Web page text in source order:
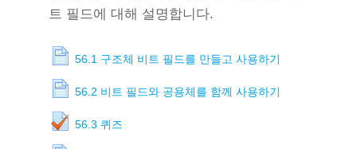
트 필드에 대해 설명합니다.
56.1 구조체 비트 필드를 만들고 사용하기
56.2 비트 필드와 공용체를 함께 사용하기
56.3 퀴즈